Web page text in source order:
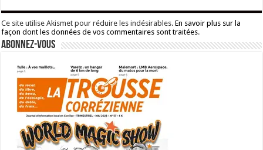
Ce site utilise Akismet pour réduire les indésirables.En savoir plus sur la
façon dont les données de vos commentaires sont traitées.
Abonnez-vous